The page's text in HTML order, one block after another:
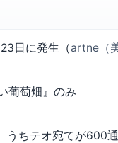
日に発生（artne（
葡萄畑』のみ
うちテオ宛てが600